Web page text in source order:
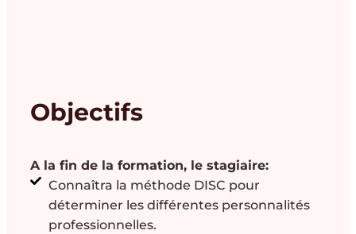
Objectifs
A la fin de la formation, le stagiaire:
Connaîtra la méthode DISC pour
déterminer les différentes personnalités
professionnelles.